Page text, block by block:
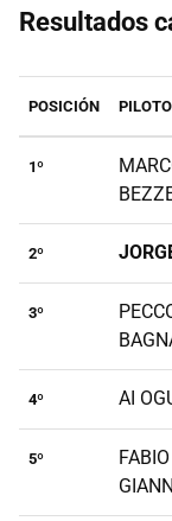
Resultados
POSICIÓN PILOTO
1º
2º
3º
4º AI
5º